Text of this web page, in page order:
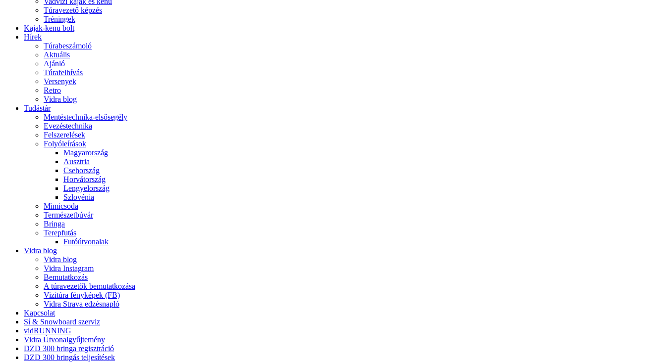
Túravezető képzés
Tréningek
Kajak-kenu bolt
Hírek
Túrabeszámoló
Aktuális
Ajánló
Túrafelhívás
Versenyek
Retro
Vidra blog
Tudástár
Mentéstechnika-elsősegély
Evezéstechnika
Felszerelések
Folyóleírások
Magyarország
Ausztria
Csehország
Horvátország
Lengyelország
Szlovénia
Mimicsoda
Természetbúvár
Bringa
Terepfutás
Futóútvonalak
Vidra blog
Vidra blog
Vidra Instagram
Bemutatkozás
A túravezetők bemutatkozása
Vizitúra fényképek (FB)
Vidra Strava edzésnapló
Kapcsolat
Sí & Snowboard szerviz
vidRUNNING
Vidra Útvonalgyűjtemény
DZD 300 bringa regisztráció
DZD 300 bringás teljesítések